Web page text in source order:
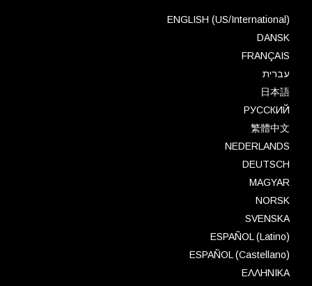
ENGLISH (US/International)
DANSK
FRANÇAIS
עברית
日本語
РУССКИЙ
繁體中文
NEDERLANDS
DEUTSCH
MAGYAR
NORSK
SVENSKA
ESPAÑOL (Latino)
ESPAÑOL (Castellano)
ΕΛΛΗΝΙΚA